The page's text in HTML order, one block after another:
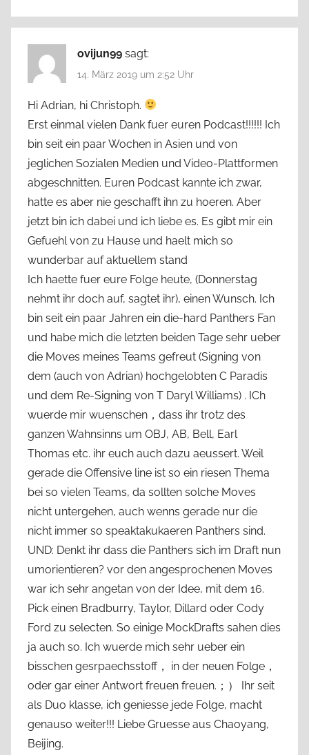
ovijun99 sagt:
14. März 2019 um 2:52 Uhr
Hi Adrian, hi Christoph.
Erst einmal vielen Dank fuer euren Podcast!!!!!! Ich
bin seit ein paar Wochen in Asien und von
jeglichen Sozialen Medien und Video-Plattformen
abgeschnitten. Euren Podcast kannte ich zwar,
hatte es aber nie geschafft ihn zu hoeren. Aber
jetzt bin ich dabei und ich liebe es. Es gibt mir ein
Gefuehl von zu Hause und haelt mich so
wunderbar auf aktuellem stand
Ich haette fuer eure Folge heute, (Donnerstag
nehmt ihr doch auf, sagtet ihr), einen Wunsch. Ich
bin seit ein paar Jahren ein die-hard Panthers Fan
und habe mich die letzten beiden Tage sehr ueber
die Moves meines Teams gefreut (Signing von
dem (auch von Adrian) hochgelobten C Paradis
und dem Re-Signing von T Daryl Williams) . ICh
wuerde mir wuenschen，dass ihr trotz des
ganzen Wahnsinns um OBJ, AB, Bell, Earl
Thomas etc. ihr euch auch dazu aeussert. Weil
gerade die Offensive line ist so ein riesen Thema
bei so vielen Teams, da sollten solche Moves
nicht untergehen, auch wenns gerade nur die
nicht immer so speaktakukaeren Panthers sind.
UND: Denkt ihr dass die Panthers sich im Draft nun
umorientieren? vor den angesprochenen Moves
war ich sehr angetan von der Idee, mit dem 16.
Pick einen Bradburry, Taylor, Dillard oder Cody
Ford zu selecten. So einige MockDrafts sahen dies
ja auch so. Ich wuerde mich sehr ueber ein
bisschen gesrpaechsstoff， in der neuen Folge，
oder gar einer Antwort freuen freuen.；） Ihr seit
als Duo klasse, ich geniesse jede Folge, macht
genauso weiter!!! Liebe Gruesse aus Chaoyang,
Beijing.